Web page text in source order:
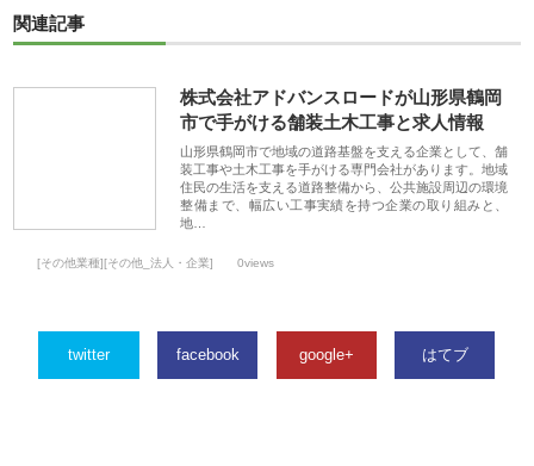
関連記事
株式会社アドバンスロードが山形県鶴岡
市で手がける舗装土木工事と求人情報
山形県鶴岡市で地域の道路基盤を支える企業として、舗
装工事や土木工事を手がける専門会社があります。地域
住民の生活を支える道路整備から、公共施設周辺の環境
整備まで、幅広い工事実績を持つ企業の取り組みと、
地…
[その他業種][その他_法人・企業] 0views
twitter facebook google+ はてブ